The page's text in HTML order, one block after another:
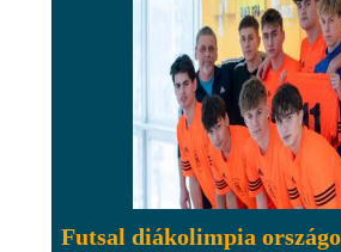
Futsal diákolimpia